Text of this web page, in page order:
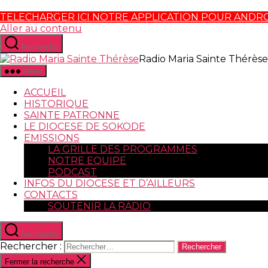
TELECHARGER ICI NOTRE APPLICATION POUR
Aller au contenu
Recherche
Radio Maria Sainte Thérèse
Menu
ACCUEIL
HISTORIQUE
SAINTE PATRONNE
LE DIOCESE DE SOKODE
EMISSIONS
LA GRILLE DES PROGRAMMES
NOTRE EQUIPE
PODCAST
INFOS DU DIOCESE ET D’AILLEURS
CONTACTS
SOUTENIR LA RADIO
Recherche
Rechercher :
Fermer la recherche